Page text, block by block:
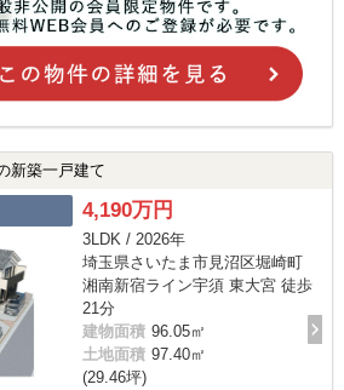
新築一戸建て
4,190万円
3LDK / 2026年
埼玉県さいたま市見沼区堀崎町
湘南新宿ライン宇須 東大宮 徒歩
21分
建物面積 96.05㎡
土地面積 97.40㎡
(29.46坪)